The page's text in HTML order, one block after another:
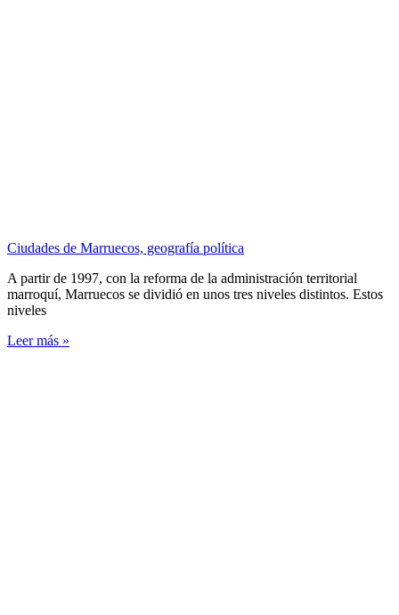
Ciudades de Marruecos, geografía política
A partir de 1997, con la reforma de la administración territorial
marroquí, Marruecos se dividió en unos tres niveles distintos. Estos
niveles
Leer más »